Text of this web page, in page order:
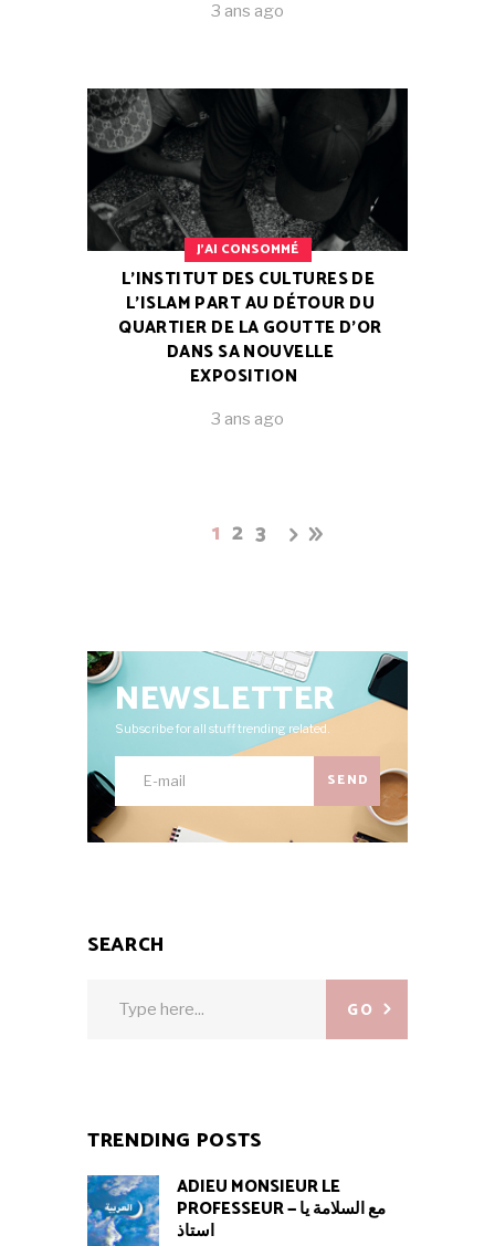
3 ans ago
J'AI CONSOMMÉ
L’INSTITUT DES CULTURES DE
L’ISLAM PART AU DÉTOUR DU
QUARTIER DE LA GOUTTE D’OR
DANS SA NOUVELLE
EXPOSITION
3 ans ago
1 2 3
NEWSLETTER
Subscribe for all stuff trending related.
SEND
SEARCH
GO
TRENDING POSTS
ADIEU MONSIEUR LE
PROFESSEUR — مع السلامة يا
استاذ